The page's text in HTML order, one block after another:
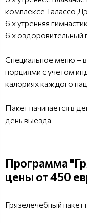
комплексе Талассо
6 x утренняя
6 x оздоровительный
Специальное меню –
порциями с учетом
калориях каждого
Пакет начинается в
день выезда
Программа
цены от 450
Грязелечебный пакет